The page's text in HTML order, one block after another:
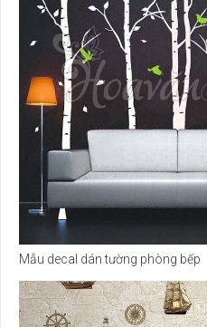
Mẫu decal dán tường phòng bếp